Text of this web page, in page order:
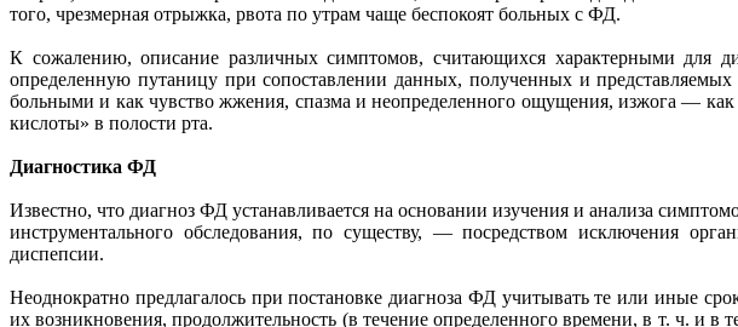
того, чрезмерная отрыжка, рвота по утрам чаще беспокоят больных с ФД.
К сожалению, описание различных симптомов, считающихся характерными
определенную путаницу при сопоставлении данных, полученных и
больными и как чувство жжения, спазма и неопределенного ощущения, изжога —
кислоты» в полости рта.
Диагностика ФД
Известно, что диагноз ФД устанавливается на основании изучения и анализа
инструментального обследования, по существу, — посредством исключения
диспепсии.
Неоднократно предлагалось при постановке диагноза ФД учитывать те или иные
их возникновения, продолжительность (в течение определенного времени, в т. ч. и